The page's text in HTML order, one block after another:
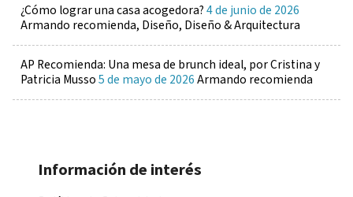
¿Cómo lograr una casa acogedora?4 de junio de 2026
Armando recomienda, Diseño, Diseño & Arquitectura
AP Recomienda: Una mesa de brunch ideal, por Cristina y
Patricia Musso5 de mayo de 2026Armando recomienda
Información de interés